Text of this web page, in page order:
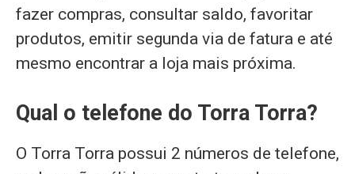
fazer compras, consultar saldo, favoritar
produtos, emitir segunda via de fatura e até
mesmo encontrar a loja mais próxima.
Qual o telefone do Torra Torra?
O Torra Torra possui 2 números de telefone,